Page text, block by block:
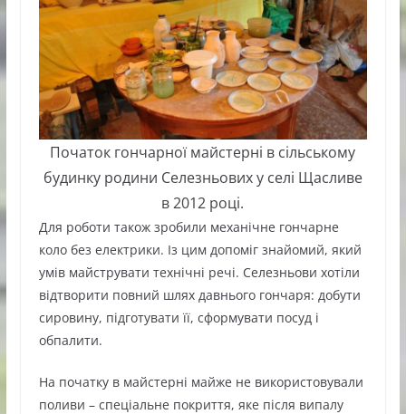
Початок гончарної майстерні в сільському
будинку родини Селезньових у селі Щасливе
в 2012 році.
Для роботи також зробили механічне гончарне
коло без електрики. Із цим допоміг знайомий, який
умів майструвати технічні речі. Селезньови хотіли
відтворити повний шлях давнього гончаря: добути
сировину, підготувати її, сформувати посуд і
обпалити.
На початку в майстерні майже не використовували
поливи – спеціальне покриття, яке після випалу